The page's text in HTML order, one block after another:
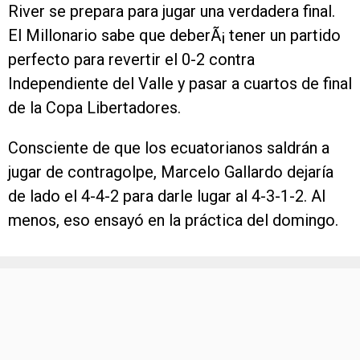
River se prepara para jugar una verdadera final.
El Millonario sabe que deberÃ¡ tener un partido
perfecto para revertir el 0-2 contra
Independiente del Valle y pasar a cuartos de final
de la Copa Libertadores.
Consciente de que los ecuatorianos saldrán a
jugar de contragolpe, Marcelo Gallardo dejaría
de lado el 4-4-2 para darle lugar al 4-3-1-2. Al
menos, eso ensayó en la práctica del domingo.